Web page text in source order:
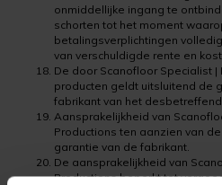
onmiddellijke ingang te
schorten tot het moment
betalingsverplichtingen
van verschuldigde rente en
De door Scanofloor Specialist
producten geldt uitsluitend de
fabrikant van het
Aansprakelijkheid van
Productions ten aanzien van
garantie van de fabrikant.
De aansprakelijkheid van
Productions beperkt tot